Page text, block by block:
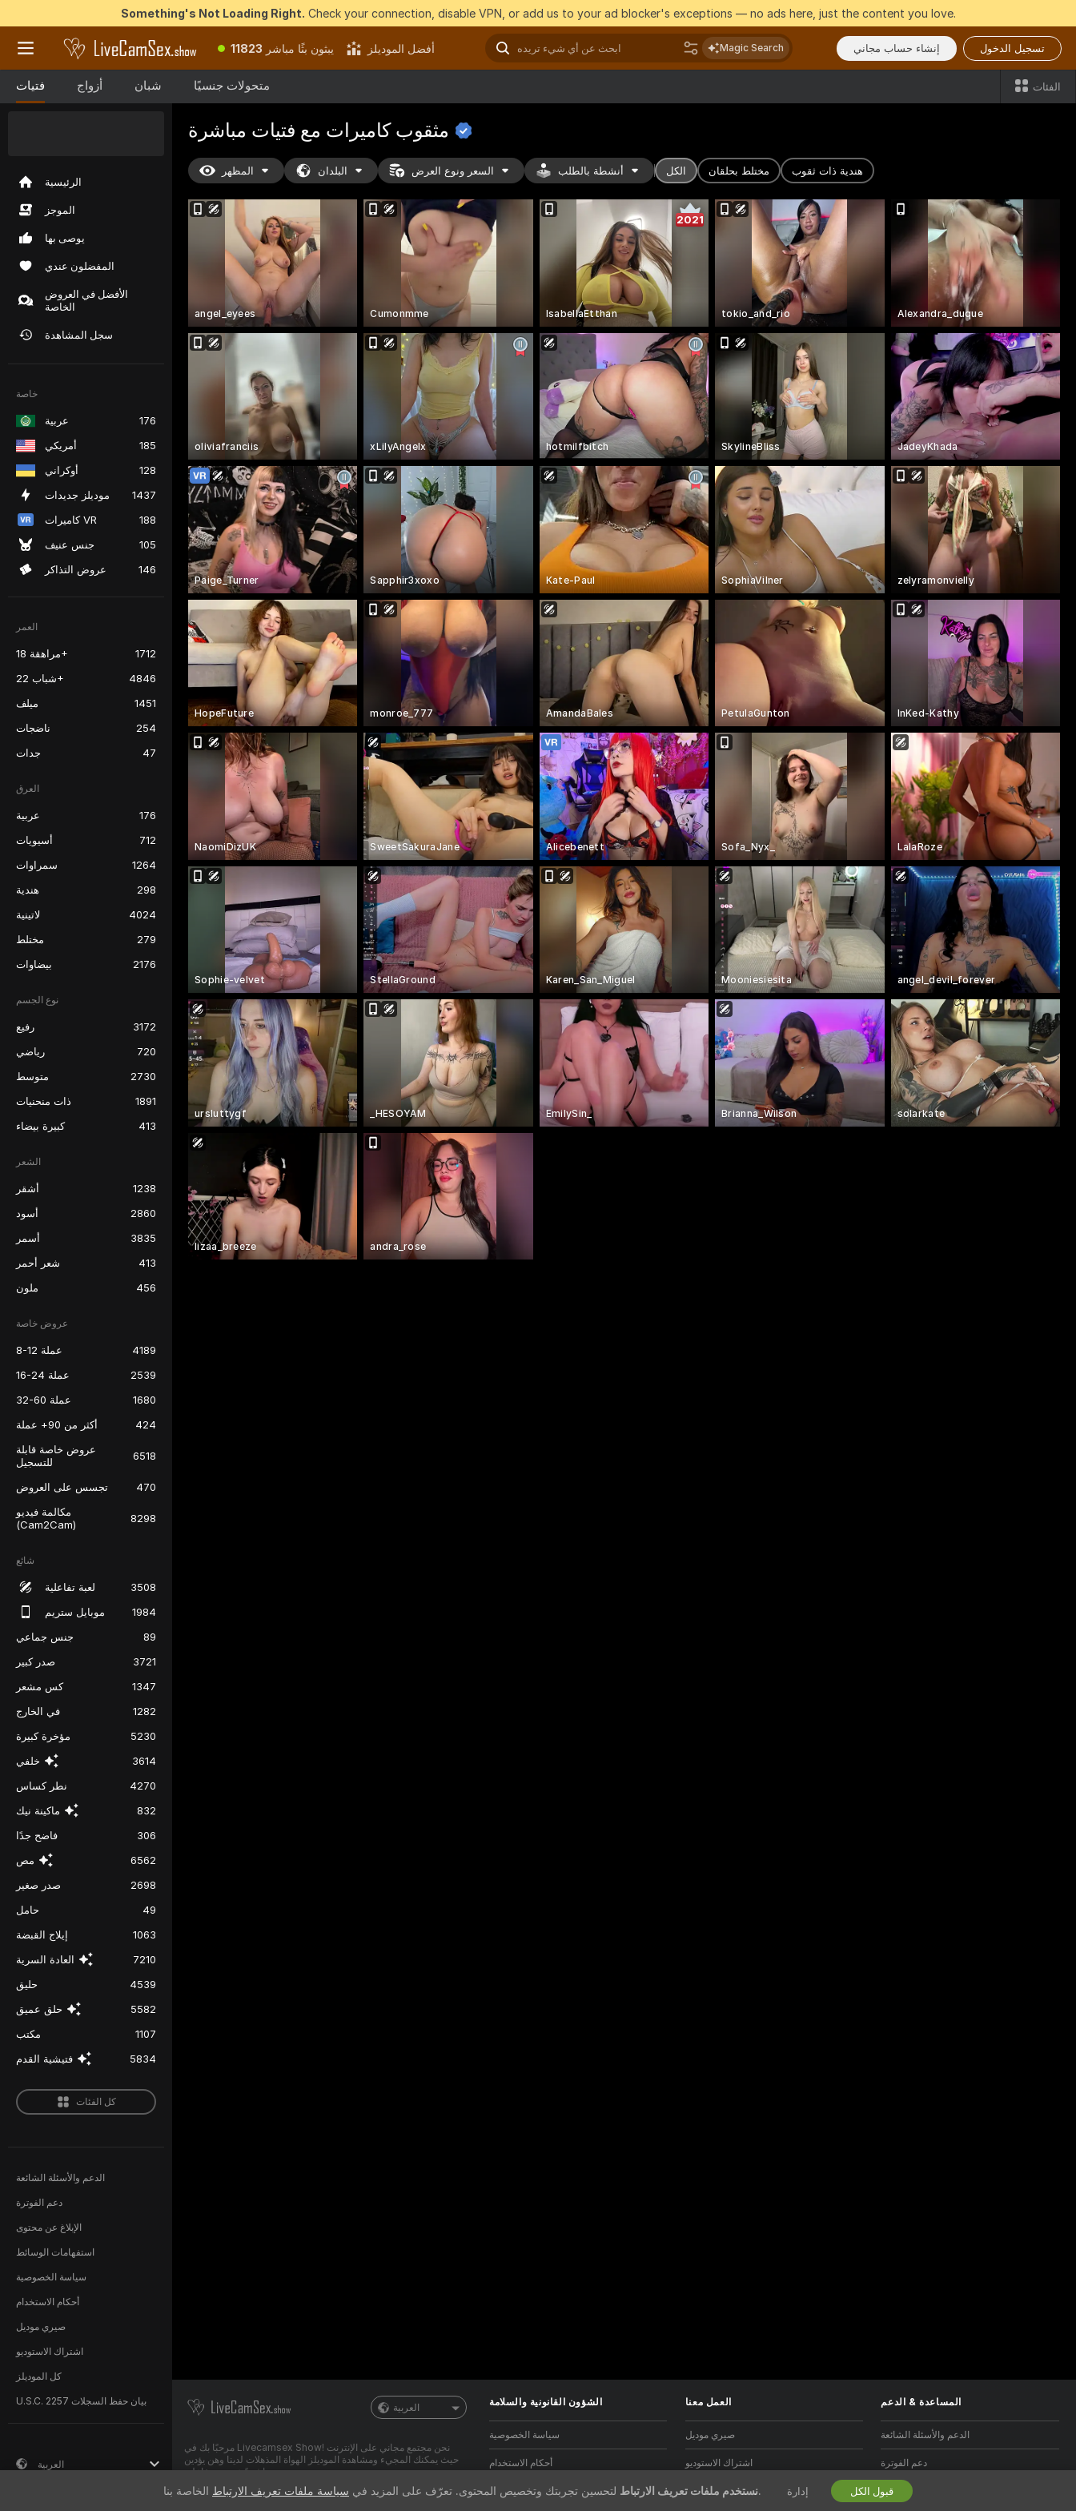
Something's Not Loading Right. Check your connection, disable VPN, or add us to your ad blocker's exceptions — no ads here, just the content you love.
11823 يبثون بثًا مباشر أفضل الموديلز Magic Search إنشاء حساب مجاني تسجيل الدخول
فتيات أزواج شبان متحولات جنسيًا الفئات
الرئيسية
الموجز
يوصى بها
المفضلون عندي
الأفضل في العروض
الخاصة
سجل المشاهدة
خاصة
عربية
176
أمريكي
185
أوكراني
128
موديلز جديدات
1437
كاميرات VR
188
جنس عنيف
105
عروض التذاكر
146
العمر
مراهقة 18+
1712
شباب 22+
4846
ميلف
1451
ناضجات
254
جدات
47
العرق
عربية
176
أسيويات
712
سمراوات
1264
هندية
298
لاتينية
4024
مختلط
279
بيضاوات
2176
نوع الجسم
رفيع
3172
رياضي
720
متوسط
2730
ذات منحنيات
1891
كبيرة بيضاء
413
الشعر
أشقر
1238
أسود
2860
أسمر
3835
شعر أحمر
413
ملون
456
عروض خاصة
8-12 عملة
4189
16-24 عملة
2539
32-60 عملة
1680
أكثر من 90+ عملة
424
عروض خاصة قابلة
للتسجيل
6518
تجسس على العروض
470
مكالمة فيديو
(Cam2Cam)
8298
شائع
لعبة تفاعلية
3508
موبايل ستريم
1984
جنس جماعي
89
صدر كبير
3721
كس مشعر
1347
في الخارج
1282
مؤخرة كبيرة
5230
خلفي
3614
نطر كساس
4270
ماكينة نيك
832
فاضح جدًا
306
مص
6562
صدر صغير
2698
حامل
49
إيلاج القبضة
1063
العادة السرية
7210
حليق
4539
حلق عميق
5582
مكتب
1107
فتيشية القدم
5834
كل الفئات
الدعم والأسئلة الشائعة
دعم الفوترة
الإبلاغ عن محتوى
استفهامات الوسائط
سياسة الخصوصية
أحكام الاستخدام
صيري موديل
اشتراك الاستوديو
كل الموديلز
U.S.C. 2257 بيان حفظ السجلات
العربية
مثقوب كاميرات مع فتيات مباشرة
المظهر البلدان السعر ونوع العرض أنشطة بالطلب الكل مختلط بحلقان هندية ذات ثقوب
angel_eyees Cumonmme
2021
IsabellaEtthan tokio_and_rio Alexandra_duque
oliviafranciis xLilyAngelx hotmilfbitch SkylineBliss JadeyKhada
Paige_Turner Sapphir3xoxo Kate-Paul SophiaVilner zelyramonvielly
HopeFuture monroe_777 AmandaBales PetulaGunton InKed-Kathy
NaomiDizUK SweetSakuraJane Alicebenett Sofa_Nyx_ LalaRoze
Sophie-velvet StellaGround Karen_San_Miguel Mooniesiesita angel_devil_forever
ursluttygf _HESOYAM EmilySin_ Brianna_Wilson solarkate
lizaa_breeze andra_rose
العربية
مرحبًا بك في Livecamsex Show! نحن مجتمع مجاني على الإنترنت
حيث يمكنك المجيء ومشاهدة الموديلز الهواة المذهلات لدينا وهن يؤدين
مباشرةً عروض تفاعلية.
Livecamsex Show مجاني بنسبة 100% والوصول إليه فوري.
الشؤون القانونية والسلامة
سياسة الخصوصية
أحكام الاستخدام
سياسة قانون الألفية للملكية الرقمية
العمل معنا
صيري موديل
اشتراك الاستوديو
برنامج التسويق بالعمولة للويبكام
المساعدة& الدعم
الدعم والأسئلة الشائعة
دعم الفوترة
نستخدم ملفات تعريف الارتباط لتحسين تجربتك وتخصيص المحتوى. تعرّف على المزيد في سياسة ملفات تعريف الارتباط الخاصة بنا. إدارة قبول الكل